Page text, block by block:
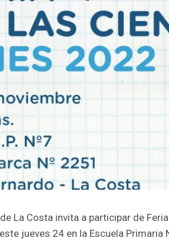
La Costa invita a participar de
jueves 24 en la Escuela Primaria